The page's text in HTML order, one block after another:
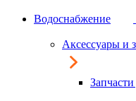
Водоснабжение
Аксессуары и